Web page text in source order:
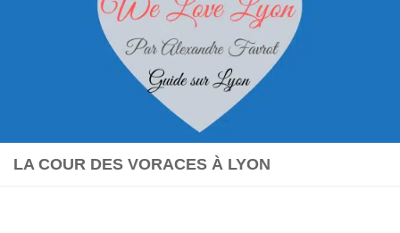
LA COUR DES VORACES À LYON